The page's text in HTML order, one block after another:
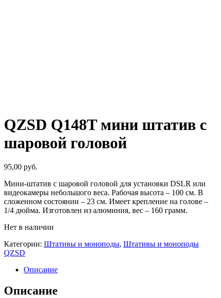
QZSD Q148T мини штатив с
шаровой головой
95,00 руб.
Мини-штатив с шаровой головой для установки DSLR или
видеокамеры небольшого веса. Рабочая высота – 100 см. В
сложенном состоянии – 23 см. Имеет крепление на голове –
1/4 дюйма. Изготовлен из алюминия, вес – 160 грамм.
Нет в наличии
Категории: Штативы и моноподы, Штативы и моноподы
QZSD
Описание
Описание